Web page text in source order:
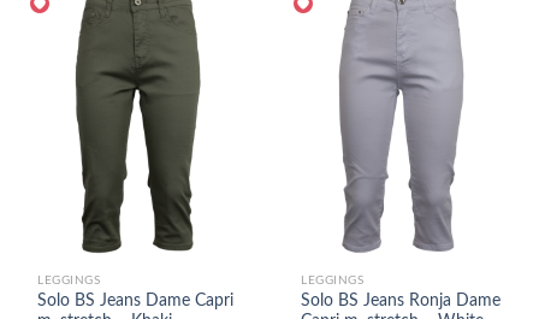
LEGGINGS
Solo BS Jeans Dame Capri
LEGGINGS
Solo BS Jeans Ronja Dame